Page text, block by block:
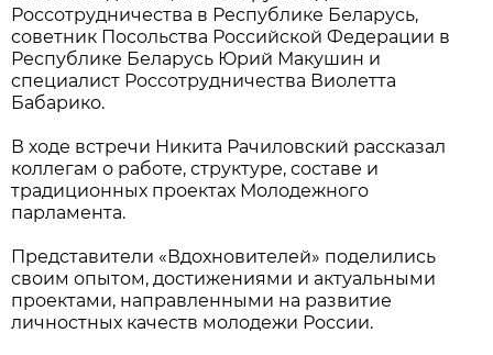
Россотрудничества в Республике Беларусь,
советник Посольства Российской Федерации в
Республике Беларусь Юрий Макушин и
специалист Россотрудничества Виолетта
Бабарико.
В ходе встречи Никита Рачиловский рассказал
коллегам о работе, структуре, составе и
традиционных проектах Молодежного
парламента.
Представители «Вдохновителей» поделились
своим опытом, достижениями и актуальными
проектами, направленными на развитие
личностных качеств молодежи России.